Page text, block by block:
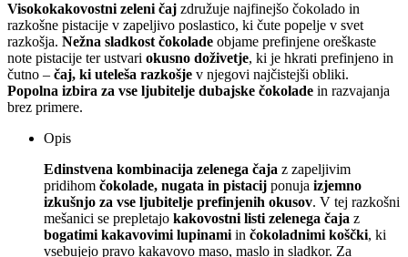
Visokokakovostni zeleni čaj združuje najfinejšo čokolado in
razkošne pistacije v zapeljivo poslastico, ki čute popelje v svet
razkošja. Nežna sladkost čokolade objame prefinjene oreškaste
note pistacije ter ustvari okusno doživetje, ki je hkrati prefinjeno in
čutno – čaj, ki uteleša razkošje v njegovi najčistejši obliki.
Popolna izbira za vse ljubitelje dubajske čokolade in razvajanja
brez primere.
Opis
Edinstvena kombinacija zelenega čaja z zapeljivim
pridihom čokolade, nugata in pistacij ponuja izjemno
izkušnjo za vse ljubitelje prefinjenih okusov. V tej razkošni
mešanici se prepletajo kakovostni listi zelenega čaja z
bogatimi kakavovimi lupinamiin čokoladnimi koščki, ki
vsebujejo pravo kakavovo maso, maslo in sladkor. Za